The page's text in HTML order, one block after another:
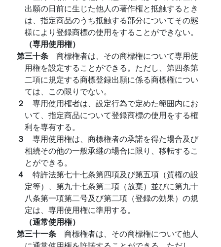
出願の日前に生じた他人の著作権と抵触するとき
は、指定商品のうち抵触する部分についてその態
様により登録商標の使用をすることができない。
（専用使用権）
第三十条 商標権者は、その商標権について専用使
用権を設定することができる。ただし、第四条第
二項に規定する商標登録出願に係る商標権につい
ては、この限りでない。
２ 専用使用権者は、設定行為で定めた範囲内にお
いて、指定商品について登録商標の使用をする権
利を専有する。
３ 専用使用権は、商標権者の承諾を得た場合及び
相続その他の一般承継の場合に限り、移転するこ
とができる。
４ 特許法第七十七条第四項及び第五項（質権の設
定等）、第九十七条第二項（放棄）並びに第九十
八条第一項第二号及び第二項（登録の効果）の規
定は、専用使用権に準用する。
（通常使用権）
第三十一条 商標権者は、その商標権について他人